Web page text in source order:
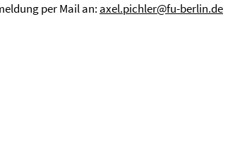
per Mail an: axel.pichler@fu-berlin.de